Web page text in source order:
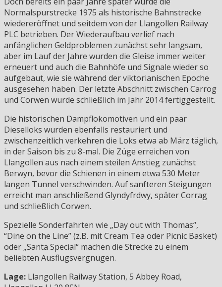
Normalspurstrecke 1975 als historische Bahnstrecke
wiedereröffnet und seitdem von der Llangollen Railway
PLC betrieben. Der Wiederaufbau verlief nach
anfänglichen Geldproblemen zunächst sehr langsam,
aber im Lauf der Jahre wurden die Gleise immer weiter
erneuert und auch die Bahnhöfe und Signale wieder so
aufgebaut, wie sie während der viktorianischen Epoche
ausgesehen haben. Der letzte Abschnitt zwischen Carrog
und Corwen wurde schließlich im Jahr 2014 fertiggestellt.
Die historischen Dampflokomotiven und ein paar
Dieselloks wurden ebenfalls restauriert und
zwischenzeitlich verkehren die Loks etwa ab März täglich,
in der Saison bis zu 8-mal. Die Züge erreichen von
Llangollen aus nach einem steilen Anstieg zunächst
Berwyn, bevor die Schienen in einem etwa 530 Meter
langen Tunnel verschwinden. Auf sanfteren Steigungen
erreicht man anschließend Glyndyfrdwy, später Corrag
und schließlich Corwen.
Spezielle Sonderfahrten wie „Day out with Thomas“,
“Dine on the Line” (z.B. mit Cream Tea oder Picnic Basket)
oder „Santa Special“ machen die Strecke zu einem
beliebten Ausflugsvergnügen.
Lage: Llangollen Railway Station, 5 Abbey Road,